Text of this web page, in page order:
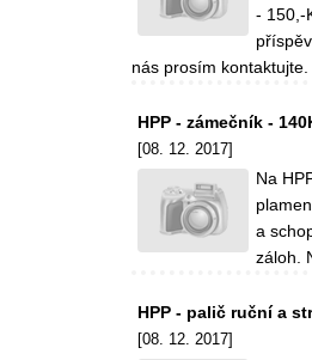
- 150,-
nás prosím kontaktujte.
HPP - zámečník -
[08. 12. 2017]
Na
a
záloh.
HPP - palič ruční a
[08. 12. 2017]